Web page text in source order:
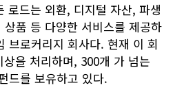
로드는 외환, 디지털 자산, 파생
품 등 다양한 서비스를 제공하
브로커리지 회사다. 현재 이 회
을 처리하며, 300개 가 넘는
드를 보유하고 있다.